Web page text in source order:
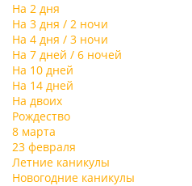
На 2 дня
На 3 дня / 2 ночи
На 4 дня / 3 ночи
На 7 дней / 6 ночей
На 10 дней
На 14 дней
На двоих
Рождество
8 марта
23 февраля
Летние каникулы
Новогодние каникулы